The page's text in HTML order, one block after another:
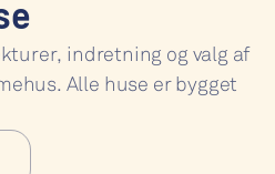
indretning og valg af
Alle huse er bygget